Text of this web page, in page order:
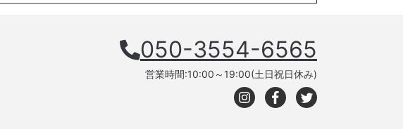
050-3554-6565
営業時間:10:00～19:00(土日祝日休み)